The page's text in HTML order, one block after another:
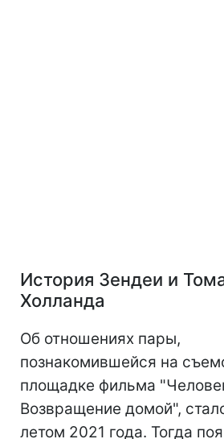
История Зендеи и
Холланда
Об отношениях пары,
познакомившейся на
площадке фильма
Возвращение домой",
летом 2021 года. Тогда